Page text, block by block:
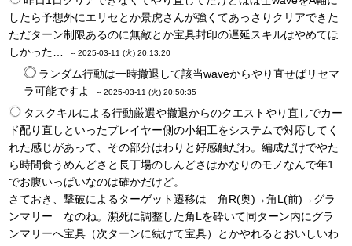
したら予想外にエリセとか景虎さんが強くてあっさりクリアできた
ただターン制限あるのに無敵とか宝具封印の遅延スキルはやめてほ
しかった…
-- 2025-03-11 (火) 20:13:20
ランダム行動は一時撤退して該当waveからやり直せばリセマ
ラ可能ですよ
-- 2025-03-11 (火) 20:50:35
タスクキルによる行動厳選や撤退からのクエストやり直しでカー
ド配り直しといったプレイヤー側の小細工をシステムで対応してく
れた感じがあって、その部分はわりと好感触だわ。編成だけでやた
ら時間食うめんどさと長丁場のしんどさはかなりのモノなんで年1
でお腹いっぱいなのは確かだけど。
さておき、撃破によるターゲット遷移は 角R(奥)→角L(前)→グラ
ンマリー なのね。瀕死に調整した角Lを砕いて同ターン内にグラ
ンマリーへ宝具（次ターンに続けて宝具）とかやれるとおいしいわ